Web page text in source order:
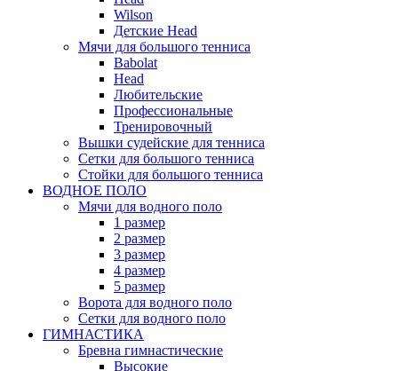
Wilson
Детские Head
Мячи для большого тенниса
Babolat
Head
Любительские
Профессиональные
Тренировочный
Вышки судейские для тенниса
Сетки для большого тенниса
Стойки для большого тенниса
ВОДНОЕ ПОЛО
Мячи для водного поло
1 размер
2 размер
3 размер
4 размер
5 размер
Ворота для водного поло
Сетки для водного поло
ГИМНАСТИКА
Бревна гимнастические
Высокие